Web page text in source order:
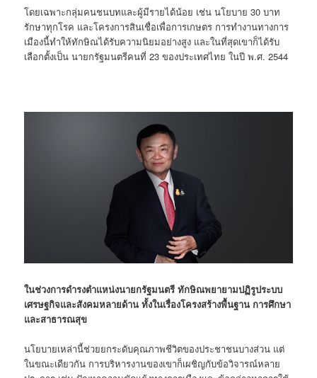
โดยเฉพาะกลุ่มคนชนบทและผู้มีรายได้น้อย เช่น นโยบาย 30 บาท
รักษาทุกโรค และโครงการสินเชื่อเพื่อการเกษตร การทำงานทางการ
เมืองนี้ทำให้ทักษิณได้รับความนิยมอย่างสูง และในที่สุดเขาก็ได้รับ
เลือกตั้งเป็น นายกรัฐมนตรีคนที่ 23 ของประเทศไทย ในปี พ.ศ. 2544
ในช่วงการดำรงตำแหน่งนายกรัฐมนตรี ทักษิณพยายามปฏิรูประบบ
เศรษฐกิจและสังคมหลายด้าน ทั้งในเรื่องโครงสร้างพื้นฐาน การศึกษา
และสาธารณสุข
นโยบายเหล่านี้ช่วยยกระดับคุณภาพชีวิตของประชาชนบางส่วน แต่
ในขณะเดียวกัน การบริหารงานของเขาก็เผชิญกับข้อวิจารณ์หลาย